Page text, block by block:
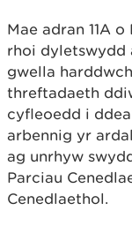
Mae adran 11A
rhoi dyletswydd
gwella
threftadaeth
cyfleoedd i
arbennig yr
ag unrhyw
Parciau
Cenedlaethol.